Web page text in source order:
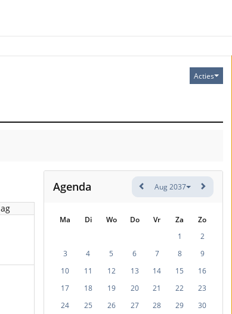
Acties
Agenda Aug 2037
Ma Di Wo Do Vr Za
Zo
1
2
3
4 5 6 7 8
9
10
11 12 13 14 15
16
17
18 19 20 21 22
23
24
25 26 27 28 29
30